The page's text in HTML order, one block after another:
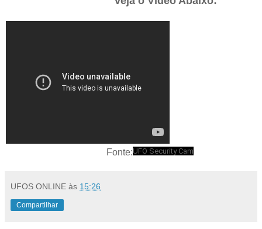
Fonte:UFO Security Cam
UFOS ONLINE às 15:26
Compartilhar